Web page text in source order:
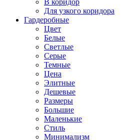
В коридор
Для узкого коридора
Гардеробные
Цвет
Белые
Светлые
Серые
Темные
Цена
Элитные
Дешевые
Размеры
Большие
Маленькие
Стиль
Минимализм